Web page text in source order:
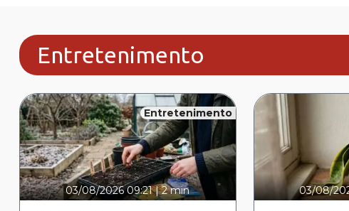
Entretenimento
Entretenimento
03/08/2026 09:21|2 min 03/08/